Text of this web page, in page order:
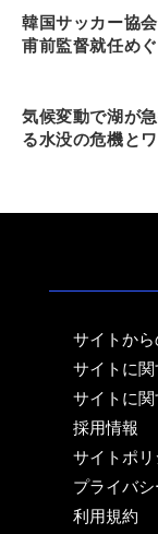
韓国サッカー協
甫前監督就任め
気候変動で湖が
る水没の危機と
サイトか
サイトに
サイトに
採用情報
サイトポリ
プライバ
利用規約